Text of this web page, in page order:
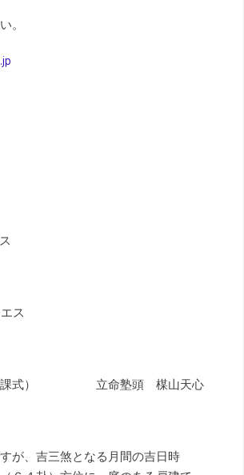
。
ス
十吉課式） 立命塾頭 楳山天心
が、吉三煞となる月間の吉日時